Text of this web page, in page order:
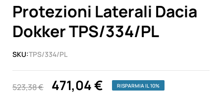
Protezioni Laterali Dacia
Dokker TPS/334/PL
SKU:TPS/334/PL
523,38 € 471,04 € RISPARMIA IL 10%